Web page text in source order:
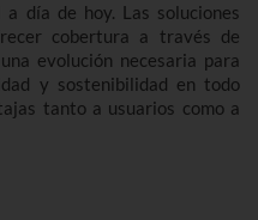
día de hoy. Las soluciones
cobertura a través de
evolución necesaria para
y sostenibilidad en todo
tanto a usuarios como a